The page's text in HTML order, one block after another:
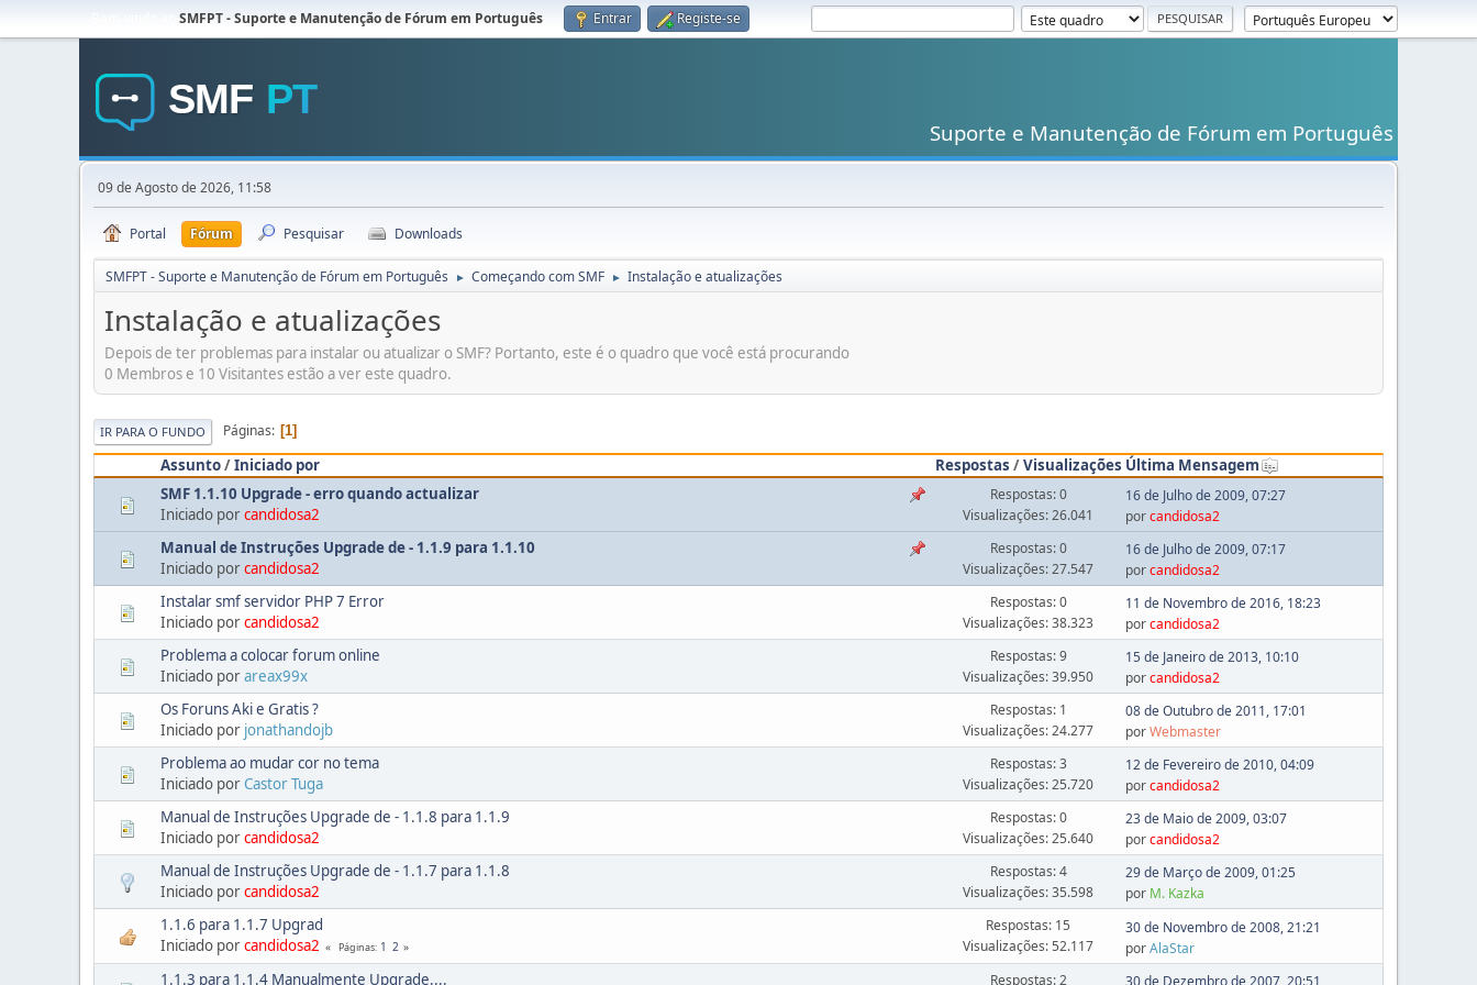
SMFPT - Suporte e Manutenção de Fórum em Português Entrar Registe-se
Suporte e Manutenção de Fórum em Português
09 de Agosto de 2026, 11:58
Portal Fórum Pesquisar Downloads
SMFPT - Suporte e Manutenção de Fórum em Português ► Começando com SMF ► Instalação e atualizações
Instalação e atualizações
Depois de ter problemas para instalar ou atualizar o SMF? Portanto, este é o quadro que você está procurando
0 Membros e 10 Visitantes estão a ver este quadro.
IR PARA O FUNDO Páginas 1
Assunto/Iniciado por Respostas /Visualizações Última Mensagem
SMF 1.1.10 Upgrade - erro quando actualizar
Iniciado porcandidosa2
Respostas: 0
Visualizações: 26.041
16 de Julho de 2009, 07:27
porcandidosa2
Manual de Instruções Upgrade de - 1.1.9 para 1.1.10
Iniciado porcandidosa2
Respostas: 0
Visualizações: 27.547
16 de Julho de 2009, 07:17
porcandidosa2
Instalar smf servidor PHP 7 Error
Iniciado porcandidosa2
Respostas: 0
Visualizações: 38.323
11 de Novembro de 2016, 18:23
porcandidosa2
Problema a colocar forum online
Iniciado porareax99x
Respostas: 9
Visualizações: 39.950
15 de Janeiro de 2013, 10:10
porcandidosa2
Os Foruns Aki e Gratis ?
Iniciado por jonathandojb
Respostas: 1
Visualizações: 24.277
08 de Outubro de 2011, 17:01
porWebmaster
Problema ao mudar cor no tema
Iniciado porCastor Tuga
Respostas: 3
Visualizações: 25.720
12 de Fevereiro de 2010, 04:09
porcandidosa2
Manual de Instruções Upgrade de - 1.1.8 para 1.1.9
Iniciado porcandidosa2
Respostas: 0
Visualizações: 25.640
23 de Maio de 2009, 03:07
porcandidosa2
Manual de Instruções Upgrade de - 1.1.7 para 1.1.8
Iniciado porcandidosa2
Respostas: 4
Visualizações: 35.598
29 de Março de 2009, 01:25
por M. Kazka
1.1.6 para 1.1.7 Upgrad
Iniciado porcandidosa2 Páginas 1 2
Respostas: 15
Visualizações: 52.117
30 de Novembro de 2008, 21:21
porAlaStar
1.1.3 para 1.1.4 Manualmente Upgrade.... Respostas: 2 30 de Dezembro de 2007, 20:51